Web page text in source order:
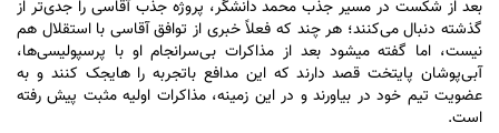
بعد از شکست در مسیر جذب محمد دانشگر، پروژه جذب آقاسی را جدی‌تر از
گذشته دنبال می‌کنند؛ هر چند که فعلاً خبری از توافق آقاسی با استقلال هم
نیست، اما گفته می‎شود بعد از مذاکرات بی‌سرانجام او با پرسپولیسی‌ها،
آبی‌پوشان پایتخت قصد دارند که این مدافع باتجربه را هایجک کنند و به
عضویت تیم خود در بیاورند و در این زمینه، مذاکرات اولیه مثبت پیش رفته
است.